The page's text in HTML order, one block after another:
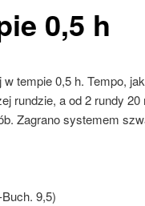
0,5 h
tempie 0,5 h. Tempo,
rundzie, a od 2 rundy
Zagrano systemem
9,5)